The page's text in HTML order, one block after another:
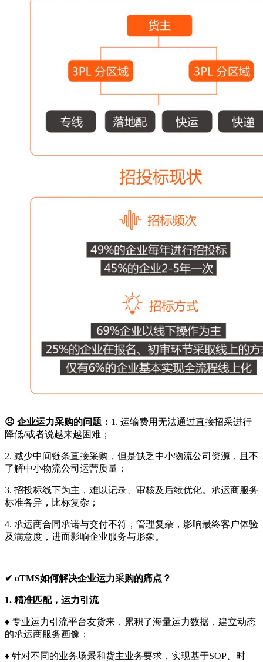
☹ 企业运力采购的问题： 1. 运输费用无法通过直接招采进行
降低/或者说越来越困难；
2. 减少中间链条直接采购，但是缺乏中小物流公司资源，且不
了解中小物流公司运营质量；
3. 招投标线下为主，难以记录、审核及后续优化。承运商服务
标准各异，比标复杂；
4. 承运商合同承诺与交付不符，管理复杂，影响最终客户体验
及满意度，进而影响企业服务与形象。
✔ oTMS如何解决企业运力采购的痛点？
1. 精准匹配，运力引流
♦ 专业运力引流平台友货来，累积了海量运力数据，建立动态
的承运商服务画像；
♦ 针对不同的业务场景和货主业务要求，实现基于SOP、时